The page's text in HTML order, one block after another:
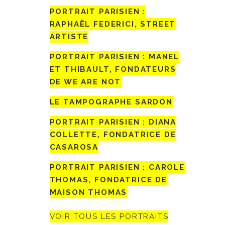
PORTRAIT PARISIEN :
RAPHAËL FEDERICI, STREET
ARTISTE
PORTRAIT PARISIEN : MANEL
ET THIBAULT, FONDATEURS
DE WE ARE NOT
LE TAMPOGRAPHE SARDON
PORTRAIT PARISIEN : DIANA
COLLETTE, FONDATRICE DE
CASAROSA
PORTRAIT PARISIEN : CAROLE
THOMAS, FONDATRICE DE
MAISON THOMAS
VOIR TOUS LES PORTRAITS